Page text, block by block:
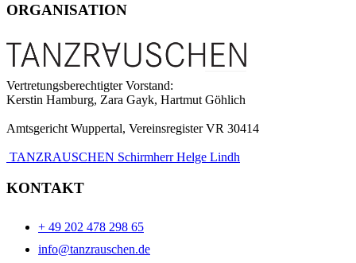
ORGANISATION
Vertretungsberechtigter Vorstand:
Kerstin Hamburg, Zara Gayk, Hartmut Göhlich
Amtsgericht Wuppertal, Vereinsregister VR 30414
TANZRAUSCHEN Schirmherr Helge Lindh
KONTAKT
+ 49 202 478 298 65
info@tanzrauschen.de